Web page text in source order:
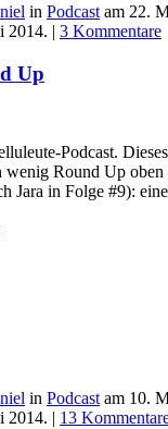
in Podcast am 22.
2014. | 3 Kommentare
Up
Podcast.
wenig Round Up
Jara in Folge #9):
in Podcast am 10.
2014. | 13